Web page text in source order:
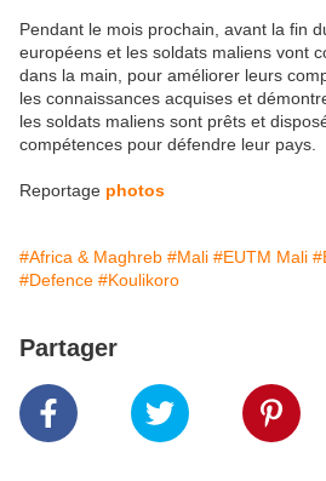
Pendant le mois prochain, avant la fin
européens et les soldats maliens vont
dans la main, pour améliorer leurs
les connaissances acquises et
les soldats maliens sont prêts et
compétences pour défendre leur pays.
Reportage photos
#Africa & Maghreb #Mali #EUTM Mali
#Defence #Koulikoro
Partager